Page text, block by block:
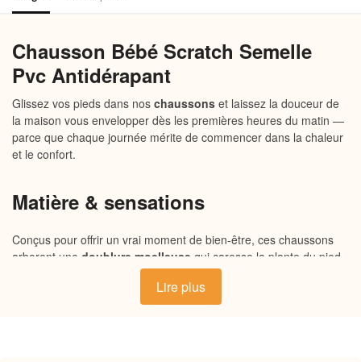
Chausson Bébé Scratch Semelle
Pvc Antidérapant
Glissez vos pieds dans nos chaussons et laissez la douceur de
la maison vous envelopper dès les premières heures du matin —
parce que chaque journée mérite de commencer dans la chaleur
et le confort.
Matière & sensations
Conçus pour offrir un vrai moment de bien-être, ces chaussons
arborent une doublure moelleuse qui caresse la plante du pied
avec une douceur enveloppante. L’extérieur souple s’adapte
naturellement à la forme du pied, tandis que la semelle
antidérapante assure stabilité et sécurité sur tous les sols. Un
Lire plus